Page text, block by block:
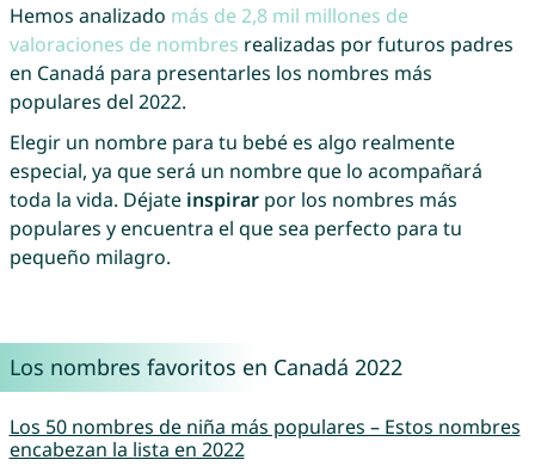
Hemos analizado más de 2,8 mil millones de
valoraciones de nombres realizadas por futuros padres
en Canadá para presentarles los nombres más
populares del 2022.
Elegir un nombre para tu bebé es algo realmente
especial, ya que será un nombre que lo acompañará
toda la vida. Déjate inspirarpor los nombres más
populares y encuentra el que sea perfecto para tu
pequeño milagro.
Los nombres favoritos en Canadá 2022
Los 50 nombres de niña más populares – Estos nombres
encabezan la lista en 2022